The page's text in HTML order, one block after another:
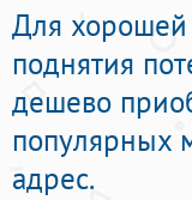
Для хорошей
поднятия
дешево
популярных
адрес.